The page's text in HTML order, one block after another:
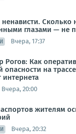
ненависти. Сколько
глазами — не
Вчера, 17:37
Рогов: Как
опасности на
интернета
Вчера, 20:00
жителям
Вчера, 20:32